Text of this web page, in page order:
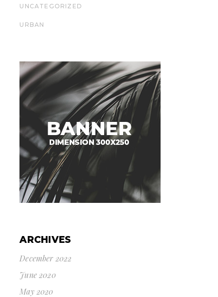
UNCATEGORIZED
URBAN
ARCHIVES
December 2022
June 2020
May 2020